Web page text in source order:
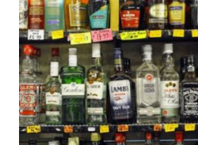
Informasi
INDEKS
BERITA
KONTAK
KAMI